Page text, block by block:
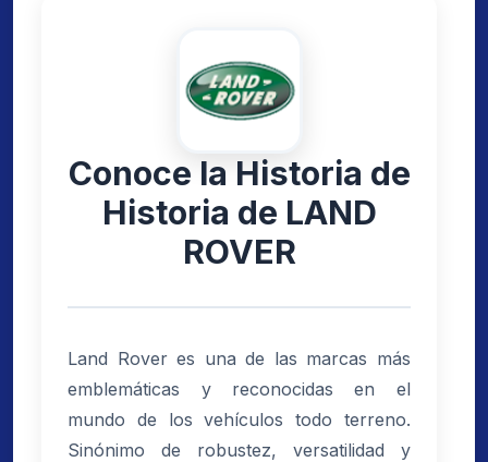
Conoce la Historia de
Historia de LAND
ROVER
Land Rover es una de las marcas más
emblemáticas y reconocidas en el
mundo de los vehículos todo terreno.
Sinónimo de robustez, versatilidad y